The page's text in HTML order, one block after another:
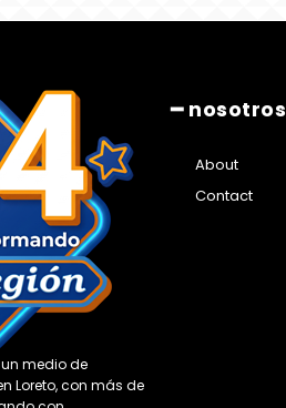
un medio de
Loreto, con más de
━ nosotros
About
Contact